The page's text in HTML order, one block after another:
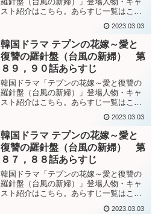
スト紹介はこちら。あらすじ一覧はこち
讐の羅針盤（台風の新婦）」第９１話あ
らすじ敵である自分とソヨンとは叶わな
い関係、叶ってはいけない...
2023.03.03
韓国ドラマ テプンの花嫁～愛と
復讐の羅針盤（台風の新婦） 第
８９，９０話あらすじ
韓国ドラマ「テプンの花嫁～愛と復讐の
羅針盤（台風の新婦）」登場人物・キャ
スト紹介はこちら。あらすじ一覧はこち
ら。韓国ドラマ「テプンの花嫁～愛と復
讐の羅針盤（台風の新婦）」第８９話あ
らすじペクサンは捕まってもどうやって
も抜け出すだろうと考え、...
2023.03.03
韓国ドラマ テプンの花嫁～愛と
復讐の羅針盤（台風の新婦） 第
８７，８８話あらすじ
韓国ドラマ「テプンの花嫁～愛と復讐の
羅針盤（台風の新婦）」登場人物・キャ
スト紹介はこちら。あらすじ一覧はこち
2023.03.03